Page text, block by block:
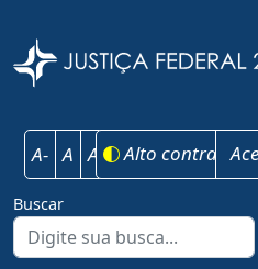
A- A A+ Alto contraste
Buscar